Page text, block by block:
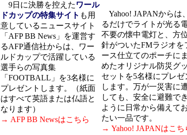
9日に決勝を控えた ワール
ドカップの特集サイト も用
意しているニュースサイト
「AFP BB News」を運営す
るAFP通信社からは、ワー
ルドカップで活躍している
選手らの写真集
「FOOTBALL」を3名様に
プレゼントします。（紙面
はすべて英語または仏語と
なります）
→ AFP BB Newsはこちら
Yahoo! JAPANからは
るだけでライトが光る
不要の懐中電灯と、方
針がついたFMラジオを
ース仕立てのポーチに
めたオリジナル防災グ
セットを5名様にプレゼ
します。万が一災害に
しても、安全に避難で
ように日常から備えて
たい一品です。
→ Yahoo! JAPANはこち